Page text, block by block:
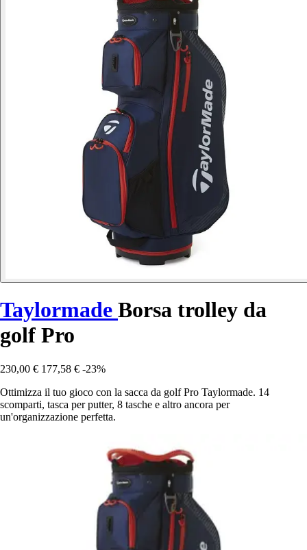
Taylormade Borsa trolley da
golf Pro
230,00 € 177,58 € -23%
Ottimizza il tuo gioco con la sacca da golf Pro Taylormade. 14
scomparti, tasca per putter, 8 tasche e altro ancora per
un'organizzazione perfetta.